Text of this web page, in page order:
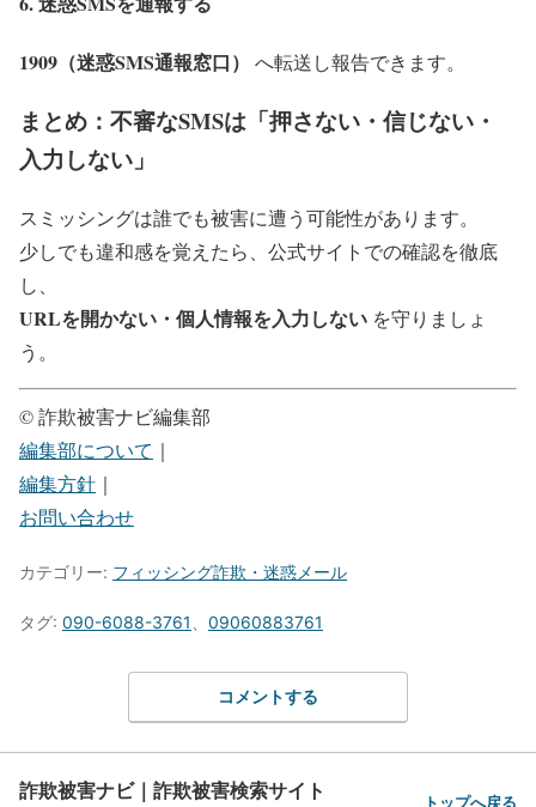
1909（迷惑SMS通報窓口） へ転送し報告できます。
まとめ：不審なSMSは「押さない・信じない・
入力しない」
スミッシングは誰でも被害に遭う可能性があります。
少しでも違和感を覚えたら、公式サイトでの確認を徹底
し、
URLを開かない・個人情報を入力しない を守りましょ
う。
© 詐欺被害ナビ編集部
編集部について ｜
編集方針 ｜
お問い合わせ
カテゴリー: フィッシング詐欺・迷惑メール
タグ: 090-6088-3761 09060883761
コメントする
詐欺被害ナビ｜詐欺被害検索サイト トップへ戻る